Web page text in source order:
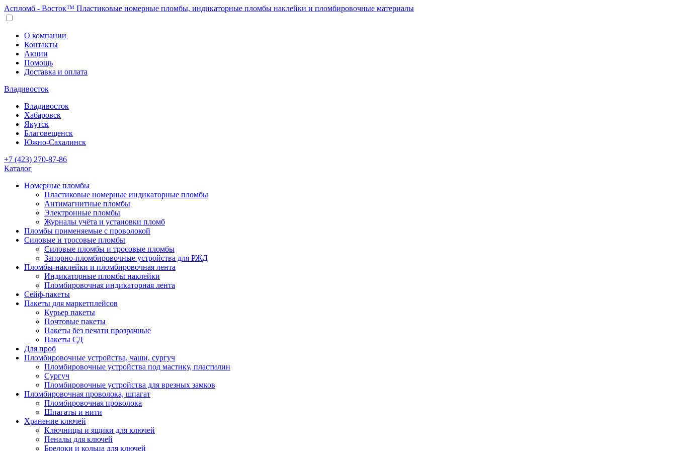
Аспломб - Восток™ Пластиковые номерные пломбы, индикаторные пломбы наклейки и пломбировочные материалы
О компании
Контакты
Акции
Помощь
Доставка и оплата
Владивосток
Владивосток
Хабаровск
Якутск
Благовещенск
Южно-Сахалинск
+7 (423) 270-87-86
Каталог
Номерные пломбы
Пластиковые номерные индикаторные пломбы
Антимагнитные пломбы
Электронные пломбы
Журналы учёта и установки пломб
Пломбы применяемые с проволокой
Силовые и тросовые пломбы
Силовые пломбы и тросовые пломбы
Запорно-пломбировочные устройства для РЖД
Пломбы-наклейки и пломбировочная лента
Индикаторные пломбы наклейки
Пломбировочная индикаторная лента
Сейф-пакеты
Пакеты для маркетплейсов
Курьер пакеты
Почтовые пакеты
Пакеты без печати прозрачные
Пакеты СД
Для проб
Пломбировочные устройства, чаши, сургуч
Пломбировочные устройства под мастику, пластилин
Сургуч
Пломбировочные устройства для врезных замков
Пломбировочная проволока, шпагат
Пломбировочная проволока
Шпагаты и нити
Хранение ключей
Ключницы и ящики для ключей
Пеналы для ключей
Брелоки и кольца для ключей